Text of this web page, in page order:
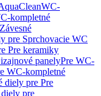
WC-
kompletné
pre Sprchovacie WC
Pre keramiky
panelyPre WC-
WC-kompletné
diely pre Pre
pre